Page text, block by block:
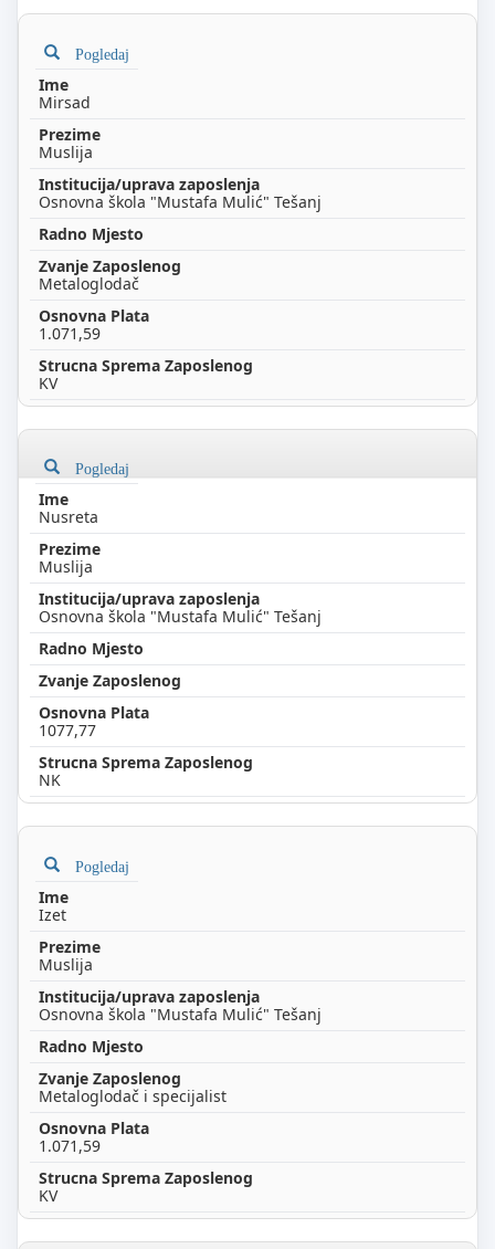
Pogledaj
Mirsad
Muslija
Osnovna škola "Mustafa Mulić" Tešanj
Metaloglodač
1.071,59
KV
Pogledaj
Nusreta
Muslija
Osnovna škola "Mustafa Mulić" Tešanj
1077,77
NK
Pogledaj
Izet
Muslija
Osnovna škola "Mustafa Mulić" Tešanj
Metaloglodač i specijalist
1.071,59
KV